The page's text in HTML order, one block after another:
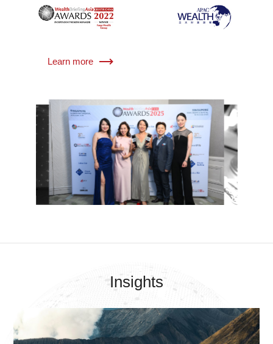
Learn more
Insights